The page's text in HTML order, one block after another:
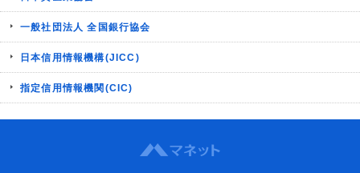
一般社団法人 全国銀行協会
日本信用情報機構(JICC)
指定信用情報機関(CIC)